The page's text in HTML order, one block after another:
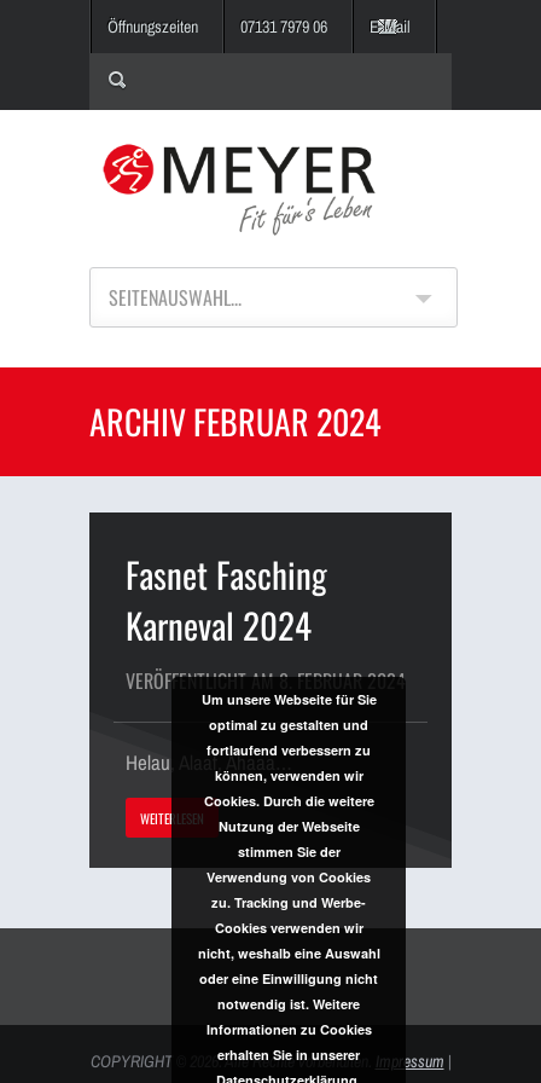
Öffnungszeiten 07131 7979 06 E-Mail
SEITENAUSWAHL...
ARCHIV FEBRUAR 2024
Fasnet Fasching
Karneval 2024
VERÖFFENTLICHT AM 8. FEBRUAR 2024
Helau, Alaaf, Ahaaa…
WEITERLESEN
COPYRIGHT © 2026. Alle Rechte vorbehalten. Impressum |
Um unsere Webseite für Sie
optimal zu gestalten und
fortlaufend verbessern zu
können, verwenden wir
Cookies. Durch die weitere
Nutzung der Webseite
stimmen Sie der
Verwendung von Cookies
zu. Tracking und Werbe-
Cookies verwenden wir
nicht, weshalb eine Auswahl
oder eine Einwilligung nicht
notwendig ist. Weitere
Informationen zu Cookies
erhalten Sie in unserer